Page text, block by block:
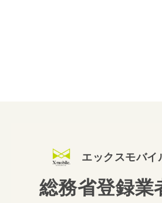
エックスモバイ
総務省登録業